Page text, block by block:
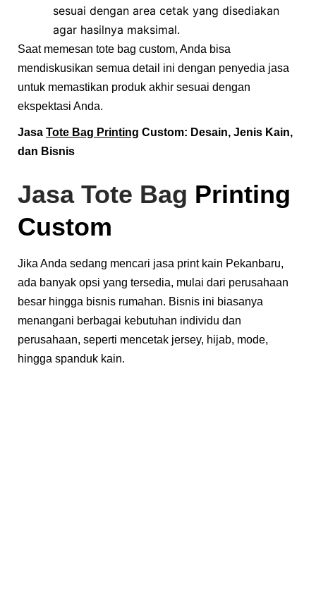
sesuai dengan area cetak yang disediakan
agar hasilnya maksimal.
Saat memesan tote bag custom, Anda bisa
mendiskusikan semua detail ini dengan penyedia jasa
untuk memastikan produk akhir sesuai dengan
ekspektasi Anda.
Jasa Tote Bag Printing Custom: Desain, Jenis Kain,
dan Bisnis
Jasa Tote Bag Printing
Custom
Jika Anda sedang mencari jasa print kain Pekanbaru,
ada banyak opsi yang tersedia, mulai dari perusahaan
besar hingga bisnis rumahan. Bisnis ini biasanya
menangani berbagai kebutuhan individu dan
perusahaan, seperti mencetak jersey, hijab, mode,
hingga spanduk kain.